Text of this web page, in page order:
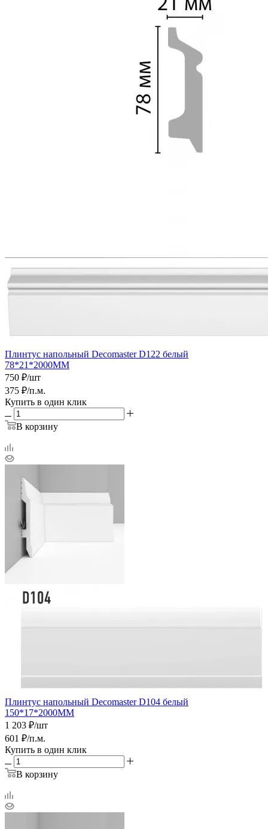
Плинтус напольный Decomaster D122 белый
78*21*2000ММ
750 ₽/шт
375 ₽/п.м.
Купить в один клик
В корзину
Плинтус напольный Decomaster D104 белый
150*17*2000ММ
1 203 ₽/шт
601 ₽/п.м.
Купить в один клик
В корзину